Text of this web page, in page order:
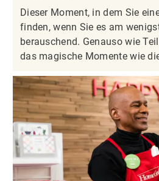
Dieser Moment, in dem Sie
finden, wenn Sie es am
berauschend. Genauso wie
das magische Momente wie